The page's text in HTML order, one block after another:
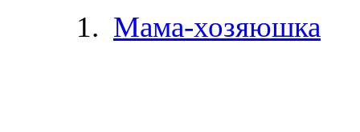
Мама-хозяюшка